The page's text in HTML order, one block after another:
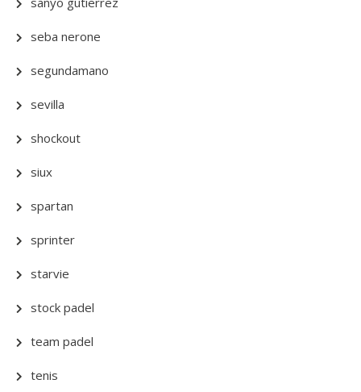
seba nerone
segundamano
sevilla
shockout
siux
spartan
sprinter
starvie
stock padel
team padel
tenis